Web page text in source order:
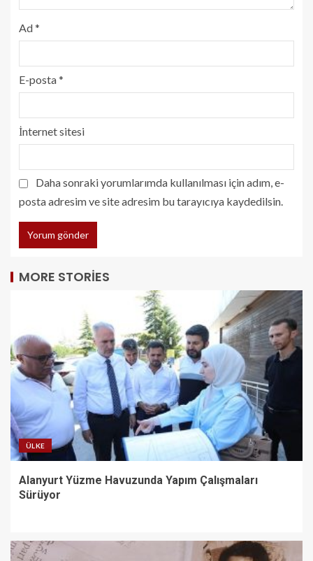
Ad*
E-posta*
İnternet sitesi
Daha sonraki yorumlarımda kullanılması için adım, e-
posta adresim ve site adresim bu tarayıcıya kaydedilsin.
MORE STORIES
ÜLKE
Alanyurt Yüzme Havuzunda Yapım Çalışmaları
Sürüyor